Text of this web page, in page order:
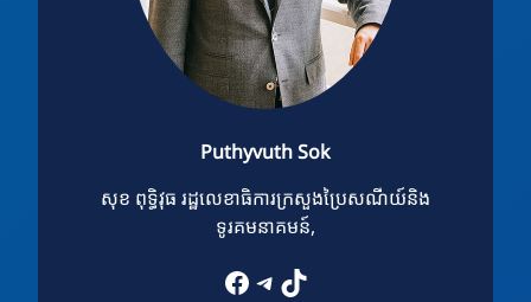
Puthyvuth Sok
សុខ ពុទ្ធិវុធ រដ្ឋលេខាធិការក្រសួងប្រៃសណីយ៍និង
ទូរគមនាគមន៍,
Facebook Telegram TikTok